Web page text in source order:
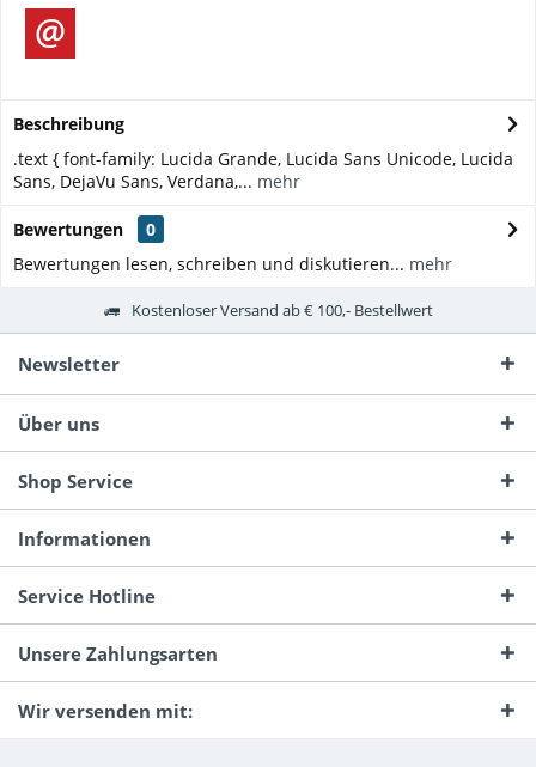
Beschreibung
.text { font-family: Lucida Grande, Lucida Sans Unicode, Lucida
Sans, DejaVu Sans, Verdana,... mehr
Bewertungen
0
Bewertungen lesen, schreiben und diskutieren... mehr
Kostenloser Versand ab € 100,- Bestellwert
Newsletter
Über uns
Shop Service
Informationen
Service Hotline
Unsere Zahlungsarten
Wir versenden mit: